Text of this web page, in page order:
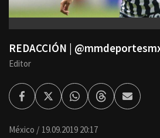
REDACCIÓN |
Editor
FacebookTwitterWhatsappThreadsEnviar
por
México 19.09.2019 20:17